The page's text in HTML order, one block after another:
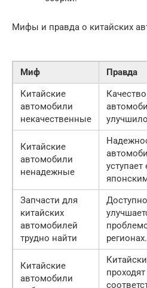
Мифы и правда о китайских
Миф
Правда
Китайские
автомобили
некачественные
Китайские
автомобили
ненадежные
Запчасти для
китайских
автомобилей
трудно найти
регионах.
Китайские
автомобили